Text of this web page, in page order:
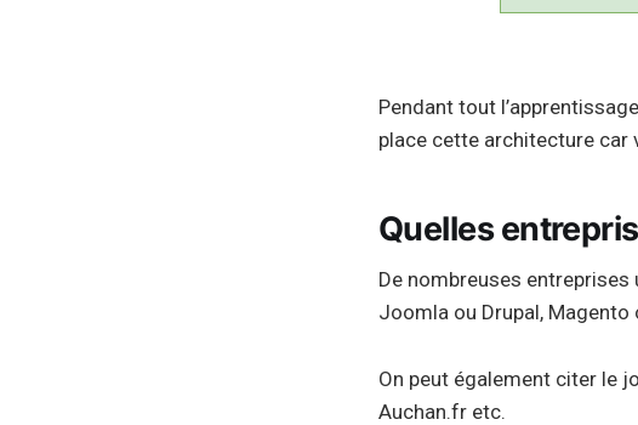
Pendant tout
place cette architecture car
Quelles
De nombreuses entreprises
Joomla ou Drupal, Magento
On peut également citer le
Auchan.fr etc.